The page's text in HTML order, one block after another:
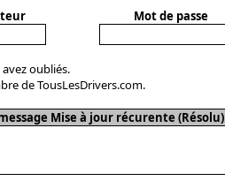
Mot de passe
oubliés.
de TousLesDrivers.com.
Mise à jour récurente (Résolu)